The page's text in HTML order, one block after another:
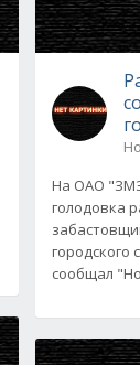
На ОАО
голодовка
городского
сообщал